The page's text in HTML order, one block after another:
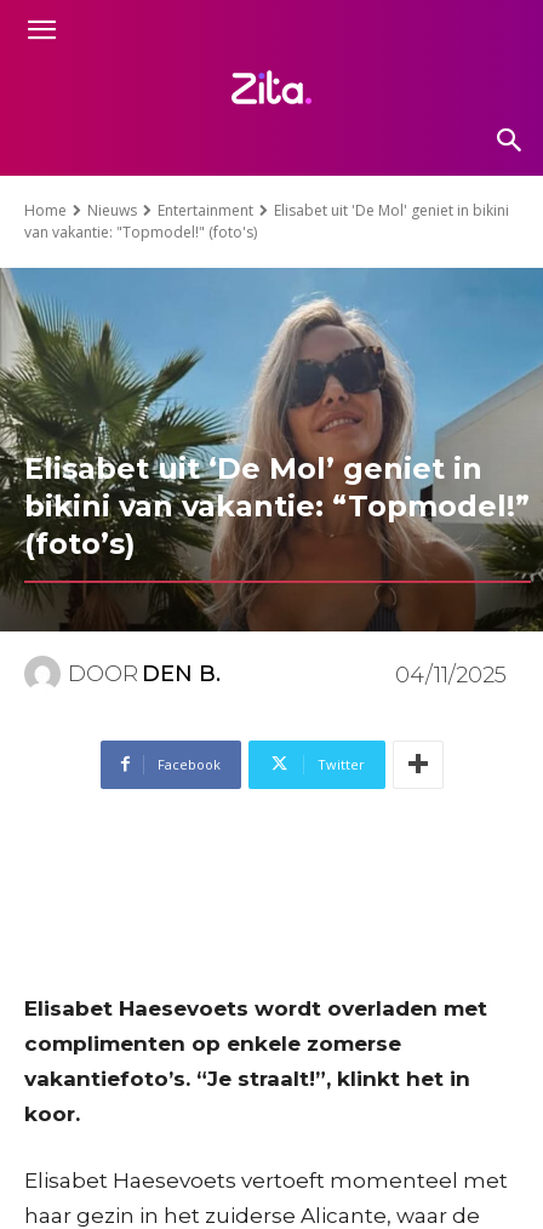
Home Nieuws Entertainment
Elisabet uit 'De Mol' geniet in bikini
van vakantie: "Topmodel!" (foto's)
Elisabet uit ‘De Mol’ geniet in
bikini van vakantie: “Topmodel!”
(foto’s)
DOOR DEN B. 04/11/2025
Facebook Twitter
Elisabet Haesevoets wordt overladen met
complimenten op enkele zomerse
vakantiefoto’s. “Je straalt!”, klinkt het in
koor.
Elisabet Haesevoets vertoeft momenteel met
haar gezin in het zuiderse Alicante, waar de